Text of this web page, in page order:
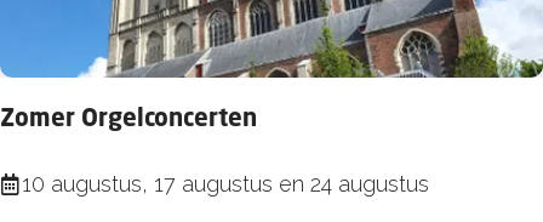
r
i
n
t
Zomer Orgelconcerten
Z 10 augustus, 17 augustus en 24 augustus